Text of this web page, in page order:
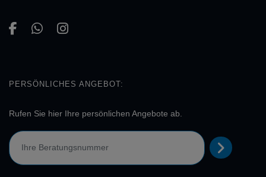
PERSÖNLICHES ANGEBOT:
Rufen Sie hier Ihre persönlichen Angebote ab.